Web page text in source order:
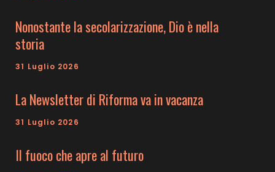
Nonostante la secolarizzazione, Dio è nella
storia
31 Luglio 2026
La Newsletter di Riforma va in vacanza
31 Luglio 2026
Il fuoco che apre al futuro